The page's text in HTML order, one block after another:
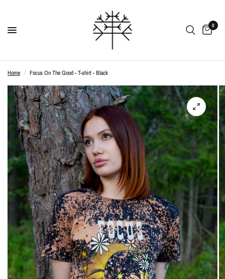
0
Home / Focus On The Good - T-shirt - Black